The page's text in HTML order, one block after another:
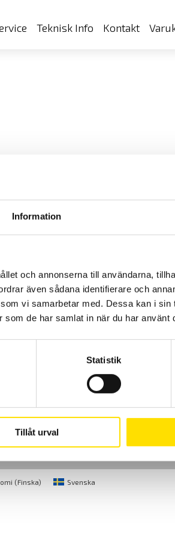
Information
och annonserna till användarna,
även sådana identifierare och
vi samarbetar med. Dessa kan i sin
de har samlat in när du har använt
Statistik
Tillåt urval
Teknisk Info Kontakt
Kundundersökning
(Finska) Svenska